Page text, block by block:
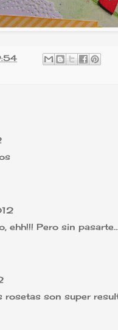
ehh!!! Pero sin
rosetas son super